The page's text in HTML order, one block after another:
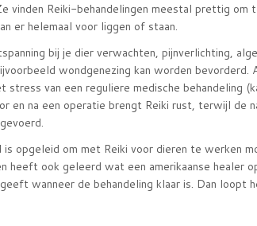
vinden Reiki-behandelingen meestal prettig om
er helemaal voor liggen of staan.
bij je dier verwachten, pijnverlichting,
wondgenezing kan worden bevorderd.
stress van een reguliere medische behandeling
en na een operatie brengt Reiki rust, terwijl de
is opgeleid om met Reiki voor dieren te werken
heeft ook geleerd wat een amerikaanse
wanneer de behandeling klaar is. Dan